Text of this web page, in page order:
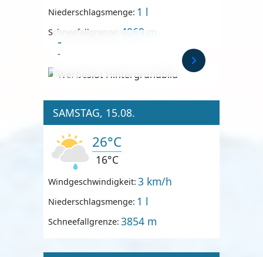
Niederschlagsmenge: 1 l
Schneefallgrenze: 4069 m
Anzeige
-
-
SAMSTAG, 15.08.
26°C
16°C
Windgeschwindigkeit: 3 km/h
Niederschlagsmenge: 1 l
Schneefallgrenze: 3854 m